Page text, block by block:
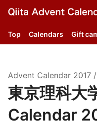
Top Calendars Gift
Advent Calendar 2017 /
東京理科大
Calendar